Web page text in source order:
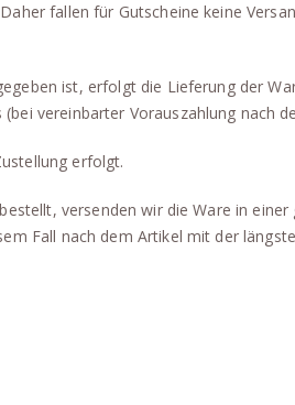
fallen für Gutscheine keine
ist, erfolgt die Lieferung der
vereinbarter Vorauszahlung nach
erfolgt.
versenden wir die Ware in
Fall nach dem Artikel mit der